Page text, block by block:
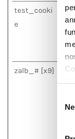
i
del
test_cooki
e
zalb_# [x9]